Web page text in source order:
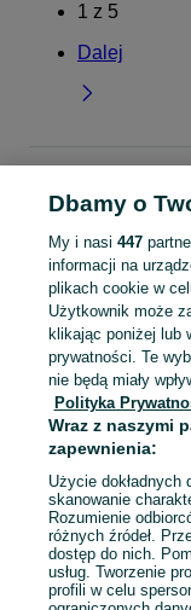
1 z 5
Dalej
Podkarpackie
Sukienki
KATEGORIA
ubranko do chrztu dla
Mapa kategorii
Mapa miejscowości
Mapa ministron
Popularne
Dbamy o
My i nasi 447
informacji na
plikach cookie w
Użytkownik może
klikając poniżej lub
prywatności. Te
nie będą miały
Polityka
Wraz z naszymi
zapewnienia:
Użycie
skanowanie
Rozumienie
różnych źródeł.
dostęp do nich.
usług. Tworzenie
profili w celu